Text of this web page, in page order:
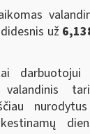
už
darbuotojui
valandinis